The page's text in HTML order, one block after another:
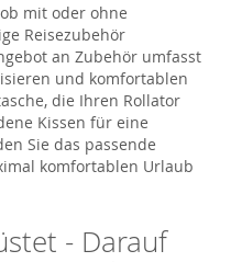
mit oder ohne
Reisezubehör
an Zubehör umfasst
und komfortablen
die Ihren Rollator
Kissen für eine
Sie das passende
komfortablen Urlaub
- Darauf